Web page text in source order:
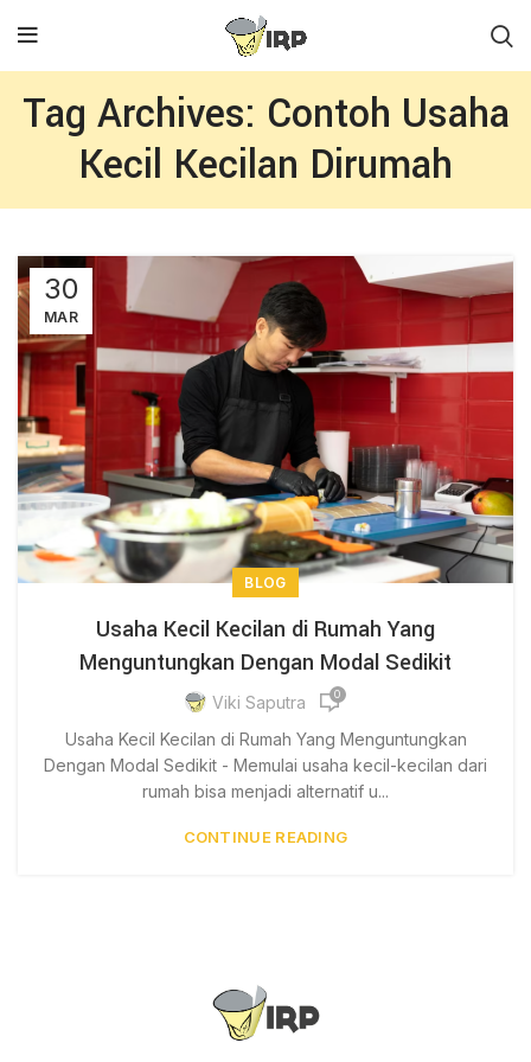
Tag Archives: Contoh Usaha
Kecil Kecilan Dirumah
30
MAR
BLOG
Usaha Kecil Kecilan di Rumah Yang
Menguntungkan Dengan Modal Sedikit
Viki Saputra 0
Usaha Kecil Kecilan di Rumah Yang Menguntungkan
Dengan Modal Sedikit - Memulai usaha kecil-kecilan dari
rumah bisa menjadi alternatif u...
CONTINUE READING